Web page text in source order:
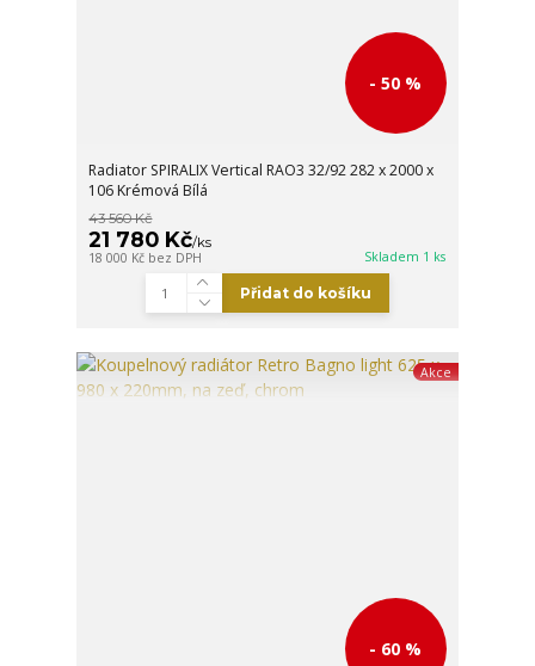
- 50 %
Radiator SPIRALIX Vertical RAO3 32/92 282 x 2000 x
106 Krémová Bílá
43 560 Kč
21 780 Kč/ks
18 000 Kč bez DPH Skladem 1 ks
Přidat do košíku
Akce
- 60 %